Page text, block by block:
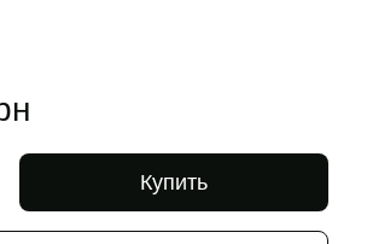
Купить